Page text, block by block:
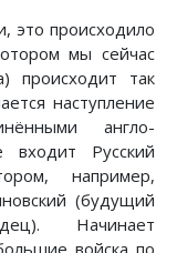
это происходило
мы сейчас
происходит так
наступление
англо-
входит Русский
например,
(будущий
Начинает